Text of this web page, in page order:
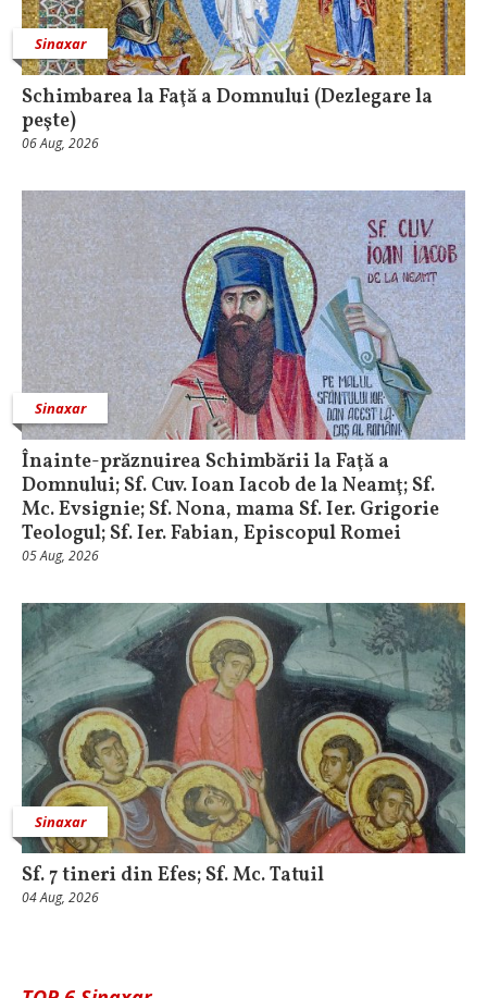
Sinaxar
Schimbarea la Faţă a Domnului (Dezlegare la
peşte)
06 Aug, 2026
Sinaxar
Înainte-prăznuirea Schimbării la Faţă a
Domnului; Sf. Cuv. Ioan Iacob de la Neamţ; Sf.
Mc. Evsignie; Sf. Nona, mama Sf. Ier. Grigorie
Teologul; Sf. Ier. Fabian, Episcopul Romei
05 Aug, 2026
Sinaxar
Sf. 7 tineri din Efes; Sf. Mc. Tatuil
04 Aug, 2026